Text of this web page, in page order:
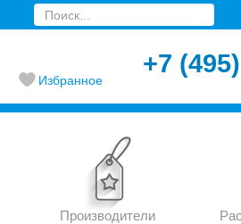
Избранное
+7
Производители